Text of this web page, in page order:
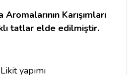
Karışımları
tatlar elde edilmiştir.
Likit yapımı